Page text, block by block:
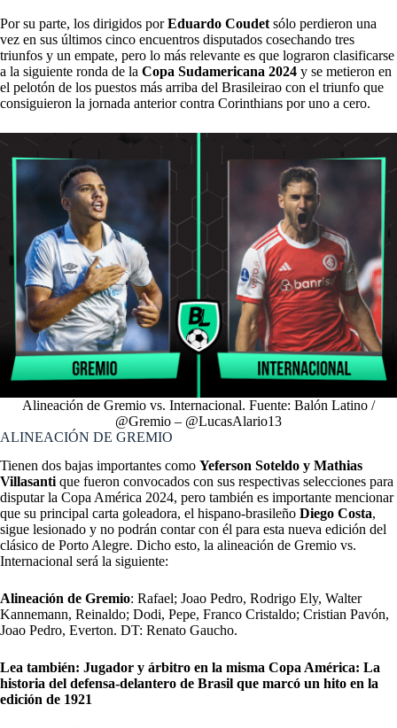
Por su parte, los dirigidos porEduardo Coudet sólo perdieron una
vez en sus últimos cinco encuentros disputados cosechando tres
triunfos y un empate, pero lo más relevante es que lograron clasificarse
a la siguiente ronda de la Copa Sudamericana 2024 y se metieron en
el pelotón de los puestos más arriba del Brasileirao con el triunfo que
consiguieron la jornada anterior contra Corinthians por uno a cero.
Alineación de Gremio vs. Internacional. Fuente: Balón Latino /
@Gremio – @LucasAlario13
ALINEACIÓN DE GREMIO
Tienen dos bajas importantes como Yeferson Soteldo y Mathias
Villasantique fueron convocados con sus respectivas selecciones para
disputar la Copa América 2024, pero también es importante mencionar
que su principal carta goleadora, el hispano-brasileño Diego Costa,
sigue lesionado y no podrán contar con él para esta nueva edición del
clásico de Porto Alegre. Dicho esto, la alineación de Gremio vs.
Internacional será la siguiente:
Alineación de Gremio: Rafael; Joao Pedro, Rodrigo Ely, Walter
Kannemann, Reinaldo; Dodi, Pepe, Franco Cristaldo; Cristian Pavón,
Joao Pedro, Everton. DT: Renato Gaucho.
Lea también: Jugador y árbitro en la misma Copa América: La
historia del defensa-delantero de Brasil que marcó un hito en la
edición de 1921